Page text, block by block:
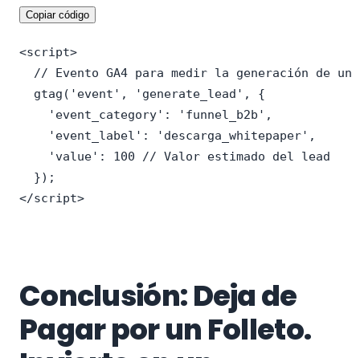
Copiar código
<script>
// Evento GA4 para medir la generación de un
  gtag('event', 'generate_lead', {
    'event_category': 'funnel_b2b',
    'event_label': 'descarga_whitepaper',
    'value': 100 // Valor estimado del lead
  });
</script>
Conclusión: Deja de
Pagar por un Folleto.